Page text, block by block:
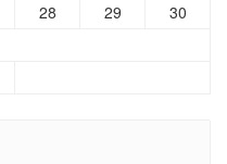
28 29
30